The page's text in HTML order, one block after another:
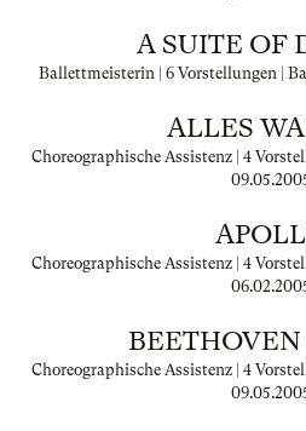
A SUITE OF
Ballettmeisterin | 6 Vorstellungen |
ALLES
Choreographische Assistenz | 4
Choreographische Assistenz | 4
BEETHOVEN
Choreographische Assistenz | 4